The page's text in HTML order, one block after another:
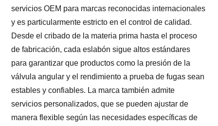
servicios OEM para marcas reconocidas internacionales
y es particularmente estricto en el control de calidad.
Desde el cribado de la materia prima hasta el proceso
de fabricación, cada eslabón sigue altos estándares
para garantizar que productos como la presión de la
válvula angular y el rendimiento a prueba de fugas sean
estables y confiables. La marca también admite
servicios personalizados, que se pueden ajustar de
manera flexible según las necesidades específicas de